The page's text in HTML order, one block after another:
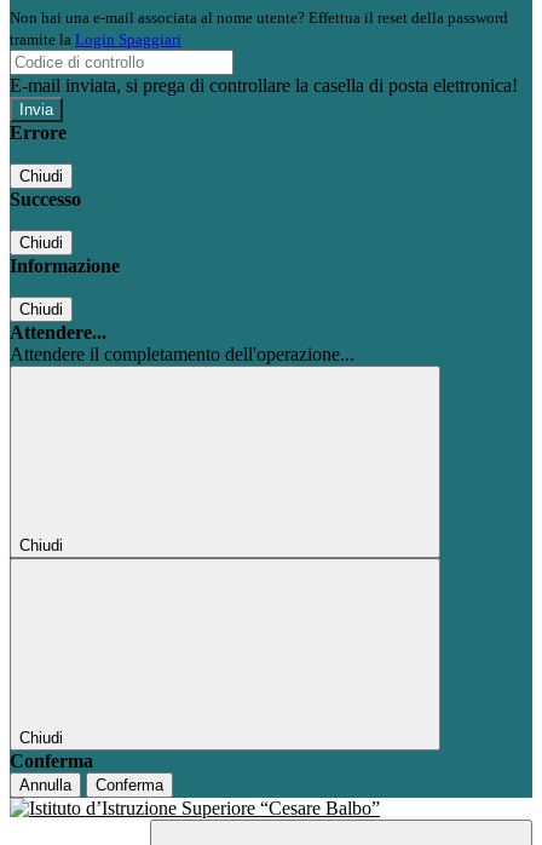
Non hai una e-mail associata al nome utente? Effettua il reset della password
tramite la Login Spaggiari
E-mail inviata, si prega di controllare la casella di posta elettronica!
Errore
Chiudi
Successo
Chiudi
Informazione
Chiudi
Attendere...
Attendere il completamento dell'operazione...
Chiudi
Chiudi
Conferma
Annulla Conferma